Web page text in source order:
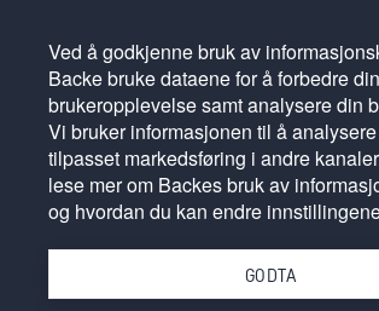
Ved å godkjenne bruk av
Backe bruke dataene for å forbedre din
brukeropplevelse samt analysere din
Vi bruker informasjonen til å
tilpasset markedsføring i andre
lese mer om Backes bruk av
og hvordan du kan endre
GODTA